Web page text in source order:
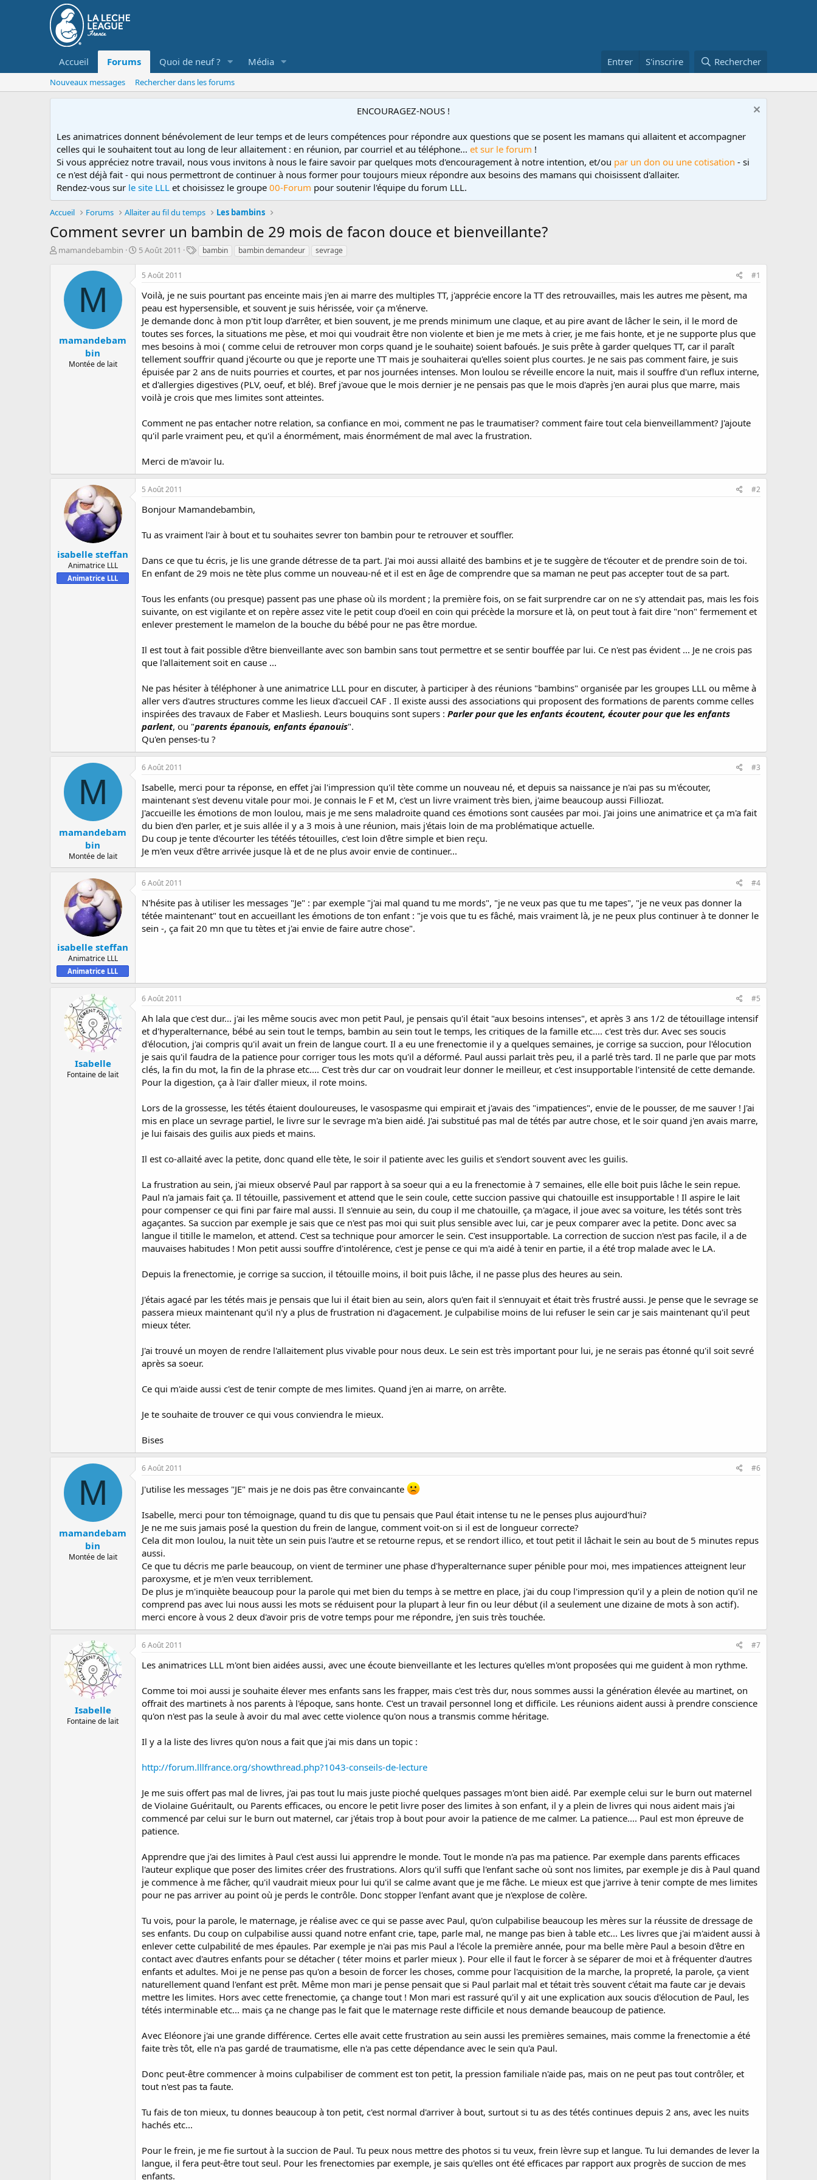
Accueil Forums Quoi de neuf ? Média Entrer S'inscrire Rechercher
Nouveaux messages Rechercher dans les forums
ENCOURAGEZ-NOUS !
Les animatrices donnent bénévolement de leur temps et de leurs compétences pour répondre aux questions que se posent les mamans qui allaitent et accompagner
celles qui le souhaitent tout au long de leur allaitement : en réunion, par courriel et au téléphone... et sur le forum !
Si vous appréciez notre travail, nous vous invitons à nous le faire savoir par quelques mots d'encouragement à notre intention, et/ou par un don ou une cotisation - si
ce n'est déjà fait - qui nous permettront de continuer à nous former pour toujours mieux répondre aux besoins des mamans qui choisissent d'allaiter.
Rendez-vous sur le site LLL et choisissez le groupe 00-Forum pour soutenir l'équipe du forum LLL.
Accueil Forums Allaiter au fil du temps Les bambins
Comment sevrer un bambin de 29 mois de facon douce et bienveillante?
D
p
mamandebambin
D
d
d
é
b
u
5 Août 2011
Tbambin bambin demandeur sevrage
M
mamandebam
bin
Montée de lait
5 Août 2011 #1
Voilà, je ne suis pourtant pas enceinte mais j'en ai marre des multiples TT, j'apprécie encore la TT des retrouvailles, mais les autres me pèsent, ma
peau est hypersensible, et souvent je suis hérissée, voir ça m'énerve.
Je demande donc à mon p'tit loup d'arrêter, et bien souvent, je me prends minimum une claque, et au pire avant de lâcher le sein, il le mord de
toutes ses forces, la situations me pèse, et moi qui voudrait être non violente et bien je me mets à crier, je me fais honte, et je ne supporte plus que
mes besoins à moi ( comme celui de retrouver mon corps quand je le souhaite) soient bafoués. Je suis prête à garder quelques TT, car il paraît
tellement souffrir quand j'écourte ou que je reporte une TT mais je souhaiterai qu'elles soient plus courtes. Je ne sais pas comment faire, je suis
épuisée par 2 ans de nuits pourries et courtes, et par nos journées intenses. Mon loulou se réveille encore la nuit, mais il souffre d'un reflux interne,
et d'allergies digestives (PLV, oeuf, et blé). Bref j'avoue que le mois dernier je ne pensais pas que le mois d'après j'en aurai plus que marre, mais
voilà je crois que mes limites sont atteintes.
Comment ne pas entacher notre relation, sa confiance en moi, comment ne pas le traumatiser? comment faire tout cela bienveillamment? J'ajoute
qu'il parle vraiment peu, et qu'il a énormément, mais énormément de mal avec la frustration.
Merci de m'avoir lu.
isabelle steffan
Animatrice LLL
Animatrice LLL
5 Août 2011 #2
Bonjour Mamandebambin,
Tu as vraiment l'air à bout et tu souhaites sevrer ton bambin pour te retrouver et souffler.
Dans ce que tu écris, je lis une grande détresse de ta part. J'ai moi aussi allaité des bambins et je te suggère de t'écouter et de prendre soin de toi.
En enfant de 29 mois ne tète plus comme un nouveau-né et il est en âge de comprendre que sa maman ne peut pas accepter tout de sa part.
Tous les enfants (ou presque) passent pas une phase où ils mordent ; la première fois, on se fait surprendre car on ne s'y attendait pas, mais les fois
suivante, on est vigilante et on repère assez vite le petit coup d'oeil en coin qui précède la morsure et là, on peut tout à fait dire "non" fermement et
enlever prestement le mamelon de la bouche du bébé pour ne pas être mordue.
Il est tout à fait possible d'être bienveillante avec son bambin sans tout permettre et se sentir bouffée par lui. Ce n'est pas évident ... Je ne crois pas
que l'allaitement soit en cause ...
Ne pas hésiter à téléphoner à une animatrice LLL pour en discuter, à participer à des réunions "bambins" organisée par les groupes LLL ou même à
aller vers d'autres structures comme les lieux d'accueil CAF . Il existe aussi des associations qui proposent des formations de parents comme celles
inspirées des travaux de Faber et Masliesh. Leurs bouquins sont supers : Parler pour que les enfants écoutent, écouter pour que les enfants
parlent, ou "parents épanouis, enfants épanouis".
Qu'en penses-tu ?
M
mamandebam
bin
Montée de lait
6 Août 2011 #3
Isabelle, merci pour ta réponse, en effet j'ai l'impression qu'il tète comme un nouveau né, et depuis sa naissance je n'ai pas su m'écouter,
maintenant s'est devenu vitale pour moi. Je connais le F et M, c'est un livre vraiment très bien, j'aime beaucoup aussi Filliozat.
J'accueille les émotions de mon loulou, mais je me sens maladroite quand ces émotions sont causées par moi. J'ai joins une animatrice et ça m'a fait
du bien d'en parler, et je suis allée il y a 3 mois à une réunion, mais j'étais loin de ma problématique actuelle.
Du coup je tente d'écourter les tétéés tétouilles, c'est loin d'être simple et bien reçu.
Je m'en veux d'être arrivée jusque là et de ne plus avoir envie de continuer...
isabelle steffan
Animatrice LLL
Animatrice LLL
6 Août 2011 #4
N'hésite pas à utiliser les messages "Je" : par exemple "j'ai mal quand tu me mords", "je ne veux pas que tu me tapes", "je ne veux pas donner la
tétée maintenant" tout en accueillant les émotions de ton enfant : "je vois que tu es fâché, mais vraiment là, je ne peux plus continuer à te donner le
sein -, ça fait 20 mn que tu tètes et j'ai envie de faire autre chose".
Isabelle
Fontaine de lait
6 Août 2011 #5
Ah lala que c'est dur... j'ai les même soucis avec mon petit Paul, je pensais qu'il était "aux besoins intenses", et après 3 ans 1/2 de tétouillage intensif
et d'hyperalternance, bébé au sein tout le temps, bambin au sein tout le temps, les critiques de la famille etc.... c'est très dur. Avec ses soucis
d'élocution, j'ai compris qu'il avait un frein de langue court. Il a eu une frenectomie il y a quelques semaines, je corrige sa succion, pour l'élocution
je sais qu'il faudra de la patience pour corriger tous les mots qu'il a déformé. Paul aussi parlait très peu, il a parlé très tard. Il ne parle que par mots
clés, la fin du mot, la fin de la phrase etc.... C'est très dur car on voudrait leur donner le meilleur, et c'est insupportable l'intensité de cette demande.
Pour la digestion, ça à l'air d'aller mieux, il rote moins.
Lors de la grossesse, les tétés étaient douloureuses, le vasospasme qui empirait et j'avais des "impatiences", envie de le pousser, de me sauver ! J'ai
mis en place un sevrage partiel, le livre sur le sevrage m'a bien aidé. J'ai substitué pas mal de tétés par autre chose, et le soir quand j'en avais marre,
je lui faisais des guilis aux pieds et mains.
Il est co-allaité avec la petite, donc quand elle tète, le soir il patiente avec les guilis et s'endort souvent avec les guilis.
La frustration au sein, j'ai mieux observé Paul par rapport à sa soeur qui a eu la frenectomie à 7 semaines, elle elle boit puis lâche le sein repue.
Paul n'a jamais fait ça. Il tétouille, passivement et attend que le sein coule, cette succion passive qui chatouille est insupportable ! Il aspire le lait
pour compenser ce qui fini par faire mal aussi. Il s'ennuie au sein, du coup il me chatouille, ça m'agace, il joue avec sa voiture, les tétés sont très
agaçantes. Sa succion par exemple je sais que ce n'est pas moi qui suit plus sensible avec lui, car je peux comparer avec la petite. Donc avec sa
langue il titille le mamelon, et attend. C'est sa technique pour amorcer le sein. C'est insupportable. La correction de succion n'est pas facile, il a de
mauvaises habitudes ! Mon petit aussi souffre d'intolérence, c'est je pense ce qui m'a aidé à tenir en partie, il a été trop malade avec le LA.
Depuis la frenectomie, je corrige sa succion, il tétouille moins, il boit puis lâche, il ne passe plus des heures au sein.
J'étais agacé par les tétés mais je pensais que lui il était bien au sein, alors qu'en fait il s'ennuyait et était très frustré aussi. Je pense que le sevrage se
passera mieux maintenant qu'il n'y a plus de frustration ni d'agacement. Je culpabilise moins de lui refuser le sein car je sais maintenant qu'il peut
mieux téter.
J'ai trouvé un moyen de rendre l'allaitement plus vivable pour nous deux. Le sein est très important pour lui, je ne serais pas étonné qu'il soit sevré
après sa soeur.
Ce qui m'aide aussi c'est de tenir compte de mes limites. Quand j'en ai marre, on arrête.
Je te souhaite de trouver ce qui vous conviendra le mieux.
Bises
M
mamandebam
bin
Montée de lait
6 Août 2011 #6
J'utilise les messages "JE" mais je ne dois pas être convaincante
Isabelle, merci pour ton témoignage, quand tu dis que tu pensais que Paul était intense tu ne le penses plus aujourd'hui?
Je ne me suis jamais posé la question du frein de langue, comment voit-on si il est de longueur correcte?
Cela dit mon loulou, la nuit tète un sein puis l'autre et se retourne repus, et se rendort illico, et tout petit il lâchait le sein au bout de 5 minutes repus
aussi.
Ce que tu décris me parle beaucoup, on vient de terminer une phase d'hyperalternance super pénible pour moi, mes impatiences atteignent leur
paroxysme, et je m'en veux terriblement.
De plus je m'inquiète beaucoup pour la parole qui met bien du temps à se mettre en place, j'ai du coup l'impression qu'il y a plein de notion qu'il ne
comprend pas avec lui nous aussi les mots se réduisent pour la plupart à leur fin ou leur début (il a seulement une dizaine de mots à son actif).
merci encore à vous 2 deux d'avoir pris de votre temps pour me répondre, j'en suis très touchée.
Isabelle
Fontaine de lait
6 Août 2011 #7
Les animatrices LLL m'ont bien aidées aussi, avec une écoute bienveillante et les lectures qu'elles m'ont proposées qui me guident à mon rythme.
Comme toi moi aussi je souhaite élever mes enfants sans les frapper, mais c'est très dur, nous sommes aussi la génération élevée au martinet, on
offrait des martinets à nos parents à l'époque, sans honte. C'est un travail personnel long et difficile. Les réunions aident aussi à prendre conscience
qu'on n'est pas la seule à avoir du mal avec cette violence qu'on nous a transmis comme héritage.
Il y a la liste des livres qu'on nous a fait que j'ai mis dans un topic :
http://forum.lllfrance.org/showthread.php?1043-conseils-de-lecture
Je me suis offert pas mal de livres, j'ai pas tout lu mais juste pioché quelques passages m'ont bien aidé. Par exemple celui sur le burn out maternel
de Violaine Guéritault, ou Parents efficaces, ou encore le petit livre poser des limites à son enfant, il y a plein de livres qui nous aident mais j'ai
commencé par celui sur le burn out maternel, car j'étais trop à bout pour avoir la patience de me calmer. La patience.... Paul est mon épreuve de
patience.
Apprendre que j'ai des limites à Paul c'est aussi lui apprendre le monde. Tout le monde n'a pas ma patience. Par exemple dans parents efficaces
l'auteur explique que poser des limites créer des frustrations. Alors qu'il suffi que l'enfant sache où sont nos limites, par exemple je dis à Paul quand
je commence à me fâcher, qu'il vaudrait mieux pour lui qu'il se calme avant que je me fâche. Le mieux est que j'arrive à tenir compte de mes limites
pour ne pas arriver au point où je perds le contrôle. Donc stopper l'enfant avant que je n'explose de colère.
Tu vois, pour la parole, le maternage, je réalise avec ce qui se passe avec Paul, qu'on culpabilise beaucoup les mères sur la réussite de dressage de
ses enfants. Du coup on culpabilise aussi quand notre enfant crie, tape, parle mal, ne mange pas bien à table etc... Les livres que j'ai m'aident aussi à
enlever cette culpabilité de mes épaules. Par exemple je n'ai pas mis Paul a l'école la première année, pour ma belle mère Paul a besoin d'être en
contact avec d'autres enfants pour se détacher ( téter moins et parler mieux ). Pour elle il faut le forcer à se séparer de moi et à fréquenter d'autres
enfants et adultes. Moi je ne pense pas qu'on a besoin de forcer les choses, comme pour l'acquisition de la marche, la propreté, la parole, ça vient
naturellement quand l'enfant est prêt. Même mon mari je pense pensait que si Paul parlait mal et tétait très souvent c'était ma faute car je devais
mettre les limites. Hors avec cette frenectomie, ça change tout ! Mon mari est rassuré qu'il y ait une explication aux soucis d'élocution de Paul, les
tétés interminable etc... mais ça ne change pas le fait que le maternage reste difficile et nous demande beaucoup de patience.
Avec Eléonore j'ai une grande différence. Certes elle avait cette frustration au sein aussi les premières semaines, mais comme la frenectomie a été
faite très tôt, elle n'a pas gardé de traumatisme, elle n'a pas cette dépendance avec le sein qu'a Paul.
Donc peut-être commencer à moins culpabiliser de comment est ton petit, la pression familiale n'aide pas, mais on ne peut pas tout contrôler, et
tout n'est pas ta faute.
Tu fais de ton mieux, tu donnes beaucoup à ton petit, c'est normal d'arriver à bout, surtout si tu as des tétés continues depuis 2 ans, avec les nuits
hachés etc...
Pour le frein, je me fie surtout à la succion de Paul. Tu peux nous mettre des photos si tu veux, frein lèvre sup et langue. Tu lui demandes de lever la
langue, il fera peut-être tout seul. Pour les frenectomies par exemple, je sais qu'elles ont été efficaces par rapport aux progrès de succion de mes
enfants.